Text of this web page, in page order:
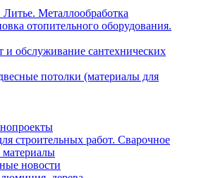
Металлообработка
отопительного оборудования.
обслуживание сантехнических
потолки (материалы для
строительных работ. Сварочное
материалы
новости